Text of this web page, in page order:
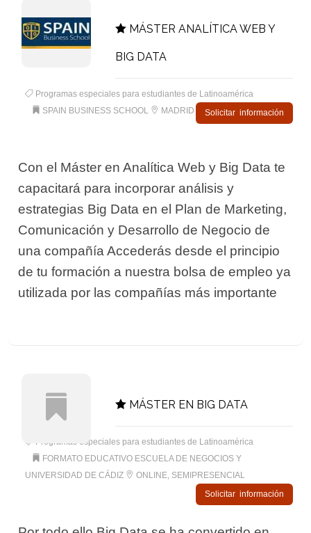
MÁSTER ANALÍTICA WEB Y
BIG DATA
Programas especiales para estudiantes de Latinoamérica
SPAIN BUSINESS SCHOOL
MADRID Solicitar información
Con el Máster en Analítica Web y Big Data te
capacitará para incorporar análisis y
estrategias Big Data en el Plan de Marketing,
Comunicación y Desarrollo de Negocio de
una compañía Accederás desde el principio
de tu formación a nuestra bolsa de empleo ya
utilizada por las compañías más importante
MÁSTER EN BIG DATA
Programas especiales para estudiantes de Latinoamérica
FORMATO EDUCATIVO ESCUELA DE NEGOCIOS Y
UNIVERSIDAD DE CÁDIZ
ONLINE, SEMIPRESENCIAL
Solicitar información